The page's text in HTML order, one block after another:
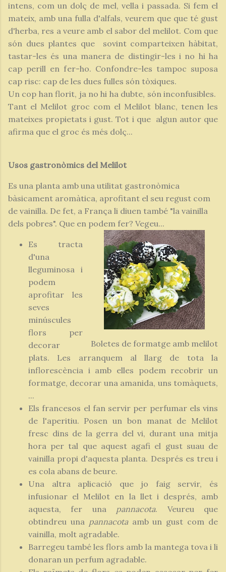
intens, com un dolç de mel, vella i passada. Si fem el
mateix, amb una fulla d'alfals, veurem que que té gust
d'herba, res a veure amb el sabor del melilot. Com que
són dues plantes que sovint comparteixen hàbitat,
tastar-les és una manera de distingir-les i no hi ha
cap perill en fer-ho. Confondre-les tampoc suposa
cap risc: cap de les dues fulles són tòxiques.
Un cop han florit, ja no hi ha dubte, són inconfusibles.
Tant el Melilot groc com el Melilot blanc, tenen les
mateixes propietats i gust. Tot i que algun autor que
afirma que el groc és més dolç...
Usos gastronòmics del Melilot
Es una planta amb una utilitat gastronòmica
bàsicament aromàtica, aprofitant el seu regust com
de vainilla. De fet, a França li diuen també "la vainilla
dels pobres". Que en podem fer? Vegeu...
Boletes de formatge amb melilot
Es tracta
d'una
lleguminosa i
podem
aprofitar les
seves
minúscules
flors per
decorar
plats. Les arranquem al llarg de tota la
inflorescència i amb elles podem recobrir un
formatge, decorar una amanida, uns tomàquets,
...
Els francesos el fan servir per perfumar els vins
de l'aperitiu. Posen un bon manat de Melilot
fresc dins de la gerra del vi, durant una mitja
hora per tal que aquest agafi el gust suau de
vainilla propi d'aquesta planta. Després es treu i
es cola abans de beure.
Una altra aplicació que jo faig servir, és
infusionar el Melilot en la llet i després, amb
aquesta, fer una pannacota. Veureu que
obtindreu una pannacotaamb un gust com de
vainilla, molt agradable.
Barregeu també les flors amb la mantega tova i li
donaran un perfum agradable.